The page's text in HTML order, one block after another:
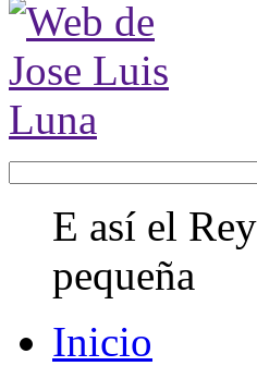
E así el
pequeña
Inicio